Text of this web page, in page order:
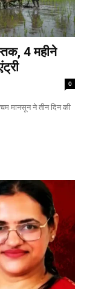
4 महीने
0
मानसून ने तीन दिन की